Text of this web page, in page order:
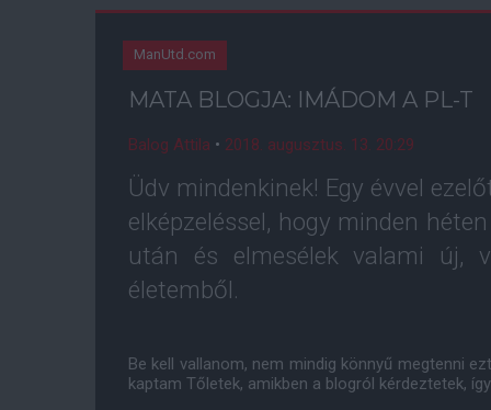
ManUtd.com
MATA BLOGJA: IMÁDOM A PL-T
Balog Attila • 2018. augusztus. 13. 20:29
Üdv mindenkinek! Egy évvel
elképzeléssel, hogy minden
után és elmesélek valami új,
életemből.
Be kell vallanom, nem mindig könnyű megtenni
kaptam Tőletek, amikben a blogról kérdeztetek,